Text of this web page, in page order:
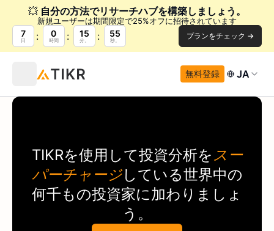
💥 自分の方法でリサーチハブを構築しましょう。
新規ユーザーは期間限定で25%オフに招待されています
7
日
0
時間
15
分。
55
秒。 プランをチェック →
無料登録 JA
TIKRを使用して投資分析をスー
パーチャージしている世界中の
何千もの投資家に加わりましょ
う。